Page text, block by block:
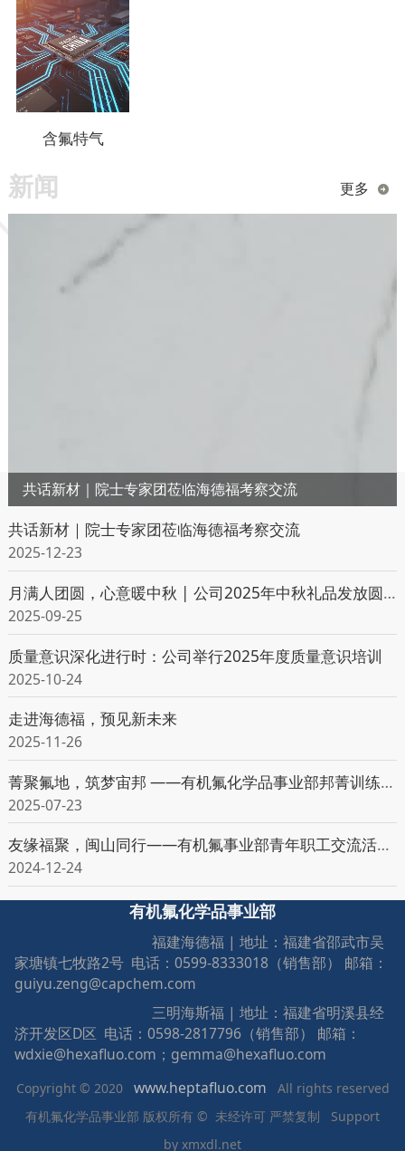
含氟特气
新闻 更多
共话新材｜院士专家团莅临海德福考察交流
共话新材｜院士专家团莅临海德福考察交流
2025-12-23
月满人团圆，心意暖中秋 | 公司2025年中秋礼品发放圆满结束
2025-09-25
质量意识深化进行时：公司举行2025年度质量意识培训
2025-10-24
走进海德福，预见新未来
2025-11-26
菁聚氟地，筑梦宙邦 ——有机氟化学品事业部邦菁训练营理论阶段启动
2025-07-23
友缘福聚，闽山同行——有机氟事业部青年职工交流活动顺利开展
2024-12-24
有机氟化学品事业部
福建海德福 | 地址：福建省邵武市吴
家塘镇七牧路2号 电话：0599-8333018（销售部） 邮箱：
guiyu.zeng@capchem.com
三明海斯福 | 地址：福建省明溪县经
济开发区D区 电话：0598-2817796（销售部） 邮箱：
wdxie@hexafluo.com；gemma@hexafluo.com
Copyright © 2020 www.heptafluo.com All rights reserved
有机氟化学品事业部 版权所有 © 未经许可 严禁复制 Support
by xmxdl.net